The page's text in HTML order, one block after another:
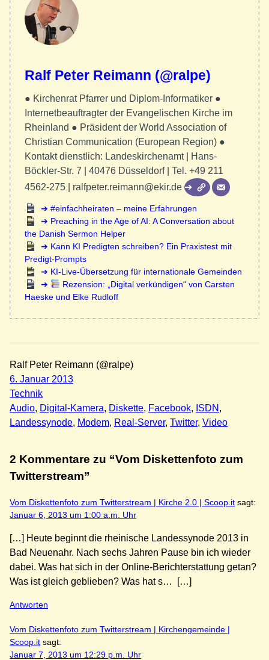
Ralf Peter Reimann (@ralpe)
● Kirchenrat Pfarrer und Diplom-Informatiker ●
Internetbeauftragter der Evangelischen Kirche im
Rheinland ● Präsident der World Association of
Christian Communication (European Region) ●
Kontakt dienstlich: Landeskirchenamt | Hans-
Böckler-Str. 7 | 40476 Düsseldorf | Tel. +49 211
4562-275 | ralfpeter.reimann@ekir.de
#einfachheiraten – meine Erfahrungen
Preaching in the Age of AI: A Conversation about
the Danish Sermon Helper
Kann KI Predigten schreiben? Ein Praxistest mit
Predigt-Prompts
KI-Live-Übersetzung für internationale Gemeinden
Rezension: „Digital verkündigen“ von Carsten
Haeske und Elke Rudloff
Ralf Peter Reimann (@ralpe)
6. Januar 2013
Technik
Audio, Digital-Kamera, Diskette, Facebook, ISDN
Landessynode, Modem, Real-Server, Twitter, Video
2 Kommentare zu “Vom Diskettenfoto zum
Twitterstream”
Vom Diskettenfoto zum Twitterstream | Kirche 2.0 | Scoop.it sagt:
Januar 6, 2013 um 1:00 a.m. Uhr
[…] Heute beginnt die rheinische Landessynode 2013 in
Bad Neuenahr. Nach sechs Jahren Pause bin ich wieder
dabei. Was hat sich in der Online-Berichterstattung getan?
Was ist gleich geblieben? Was hat s… […]
Antworten
Vom Diskettenfoto zum Twitterstream | Kirchengemeinde |
Scoop.it sagt:
Januar 7, 2013 um 12:29 p.m. Uhr